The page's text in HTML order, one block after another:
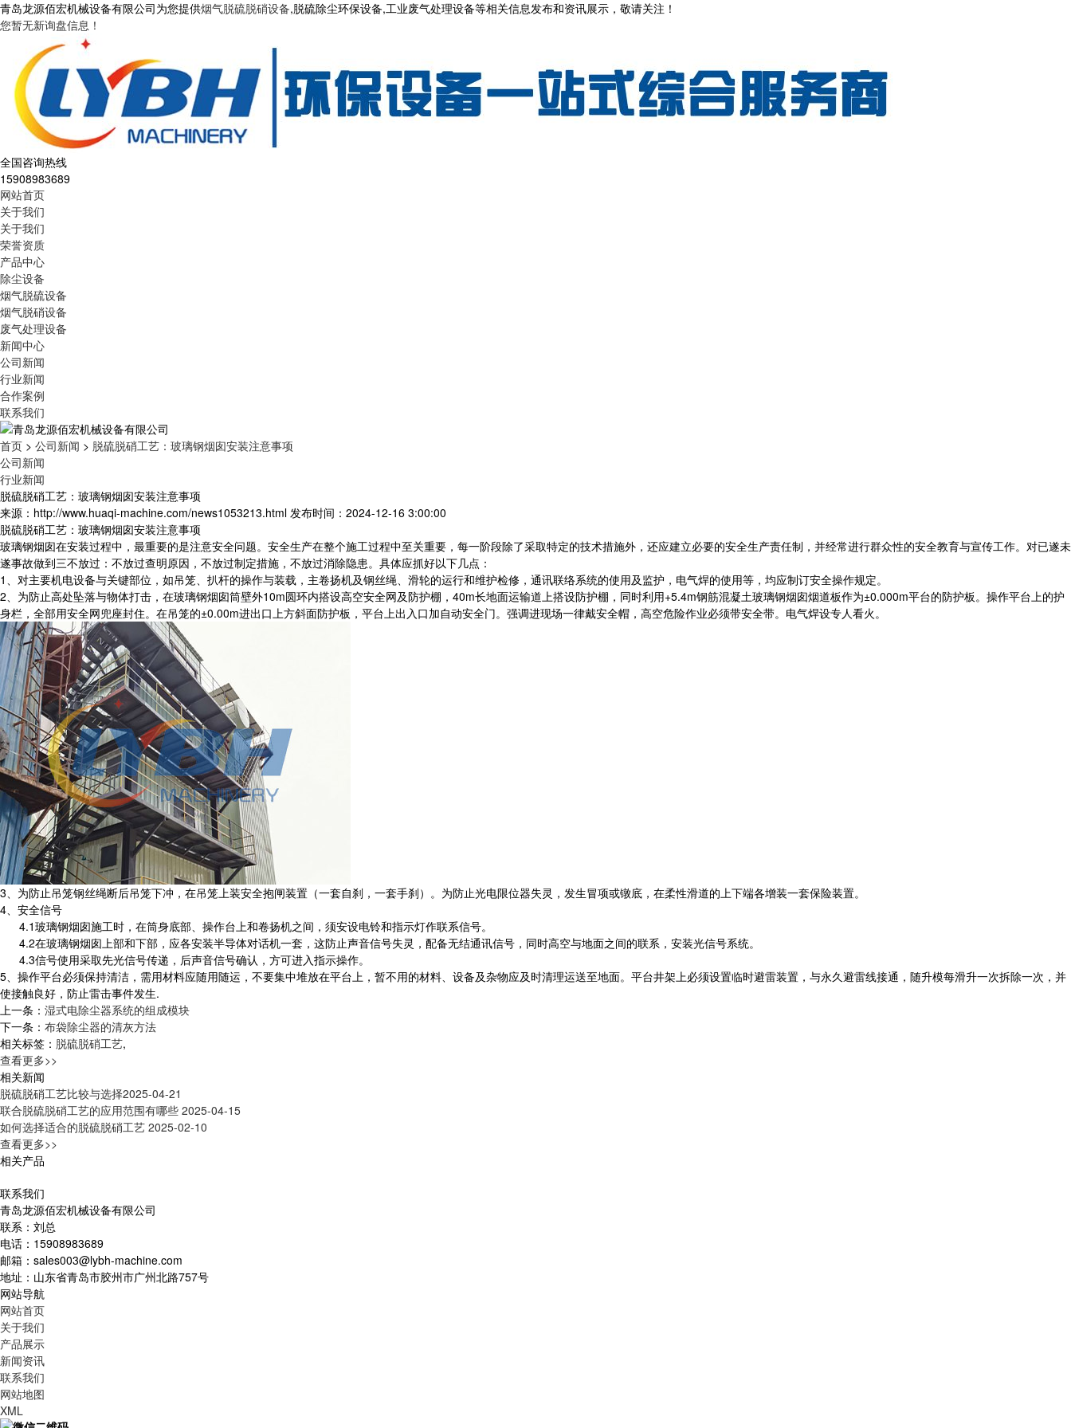
青岛龙源佰宏机械设备有限公司为您提供烟气脱硫脱硝设备,脱硫除尘环保设备,工业废气处理设备等相关信息发布和资讯展示，敬请关注！
您暂无新询盘信息！
全国咨询热线
15908983689
网站首页
关于我们
关于我们
荣誉资质
产品中心
除尘设备
烟气脱硫设备
烟气脱硝设备
废气处理设备
新闻中心
公司新闻
行业新闻
合作案例
联系我们
首页 > 公司新闻 > 脱硫脱硝工艺：玻璃钢烟囱安装注意事项
公司新闻
行业新闻
脱硫脱硝工艺：玻璃钢烟囱安装注意事项
来源：http://www.huaqi-machine.com/news1053213.html 发布时间：2024-12-16 3:00:00
脱硫脱硝工艺：玻璃钢烟囱安装注意事项
玻璃钢烟囱在安装过程中，最重要的是注意安全问题。安全生产在整个施工过程中至关重要，每一阶段除了采取特定的技术措施外，还应建立必要的安全生产责任制，并经常进行群众性的安全教育与宣传工作。对已遂未
遂事故做到三不放过：不放过查明原因，不放过制定措施，不放过消除隐患。具体应抓好以下几点：
1、对主要机电设备与关键部位，如吊笼、扒杆的操作与装载，主卷扬机及钢丝绳、滑轮的运行和维护检修，通讯联络系统的使用及监护，电气焊的使用等，均应制订安全操作规定。
2、为防止高处坠落与物体打击，在玻璃钢烟囱筒壁外10m圆环内搭设高空安全网及防护棚，40m长地面运输道上搭设防护棚，同时利用+5.4m钢筋混凝土玻璃钢烟囱烟道板作为±0.000m平台的防护板。操作平台上的护
身栏，全部用安全网兜座封住。在吊笼的±0.00m进出口上方斜面防护板，平台上出入口加自动安全门。强调进现场一律戴安全帽，高空危险作业必须带安全带。电气焊设专人看火。
3、为防止吊笼钢丝绳断后吊笼下冲，在吊笼上装安全抱闸装置（一套自刹，一套手刹）。为防止光电限位器失灵，发生冒项或镦底，在柔性滑道的上下端各增装一套保险装置。
4、安全信号
4.1玻璃钢烟囱施工时，在筒身底部、操作台上和卷扬机之间，须安设电铃和指示灯作联系信号。
4.2在玻璃钢烟囱上部和下部，应各安装半导体对话机一套，这防止声音信号失灵，配备无结通讯信号，同时高空与地面之间的联系，安装光信号系统。
4.3信号使用采取先光信号传递，后声音信号确认，方可进入指示操作。
5、操作平台必须保持清洁，需用材料应随用随运，不要集中堆放在平台上，暂不用的材料、设备及杂物应及时清理运送至地面。平台井架上必须设置临时避雷装置，与永久避雷线接通，随升模每滑升一次拆除一次，并
使接触良好，防止雷击事件发生.
上一条： 湿式电除尘器系统的组成模块
下一条： 布袋除尘器的清灰方法
相关标签： 脱硫脱硝工艺,
查看更多>>
相关新闻
脱硫脱硝工艺比较与选择2025-04-21
联合脱硫脱硝工艺的应用范围有哪些 2025-04-15
如何选择适合的脱硫脱硝工艺 2025-02-10
查看更多>>
相关产品
联系我们
青岛龙源佰宏机械设备有限公司
联系：刘总
电话：15908983689
邮箱：sales003@lybh-machine.com
地址：山东省青岛市胶州市广州北路757号
网站导航
网站首页
关于我们
产品展示
新闻资讯
联系我们
网站地图
XML